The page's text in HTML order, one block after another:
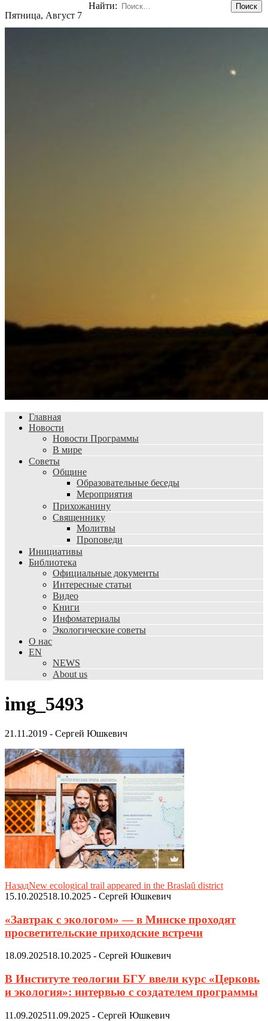
Пятница, Август 7
Найти:
Главная
Новости
Новости Программы
В мире
Советы
Общине
Образовательные беседы
Мероприятия
Прихожанину
Священнику
Молитвы
Проповеди
Инициативы
Библиотека
Официальные документы
Интересные статьи
Видео
Книги
Инфоматериалы
Экологические советы
О нас
EN
NEWS
About us
img_5493
21.11.2019 - Сергей Юшкевич
НазадNew ecological trail appeared in the Braslaŭ district
15.10.202518.10.2025 - Сергей Юшкевич
«Завтрак с экологом» — в Минске проходят
просветительские приходские встречи
18.09.202518.10.2025 - Сергей Юшкевич
В Институте теологии БГУ ввели курс «Церковь
и экология»: интервью с создателем программы
11.09.202511.09.2025 - Сергей Юшкевич